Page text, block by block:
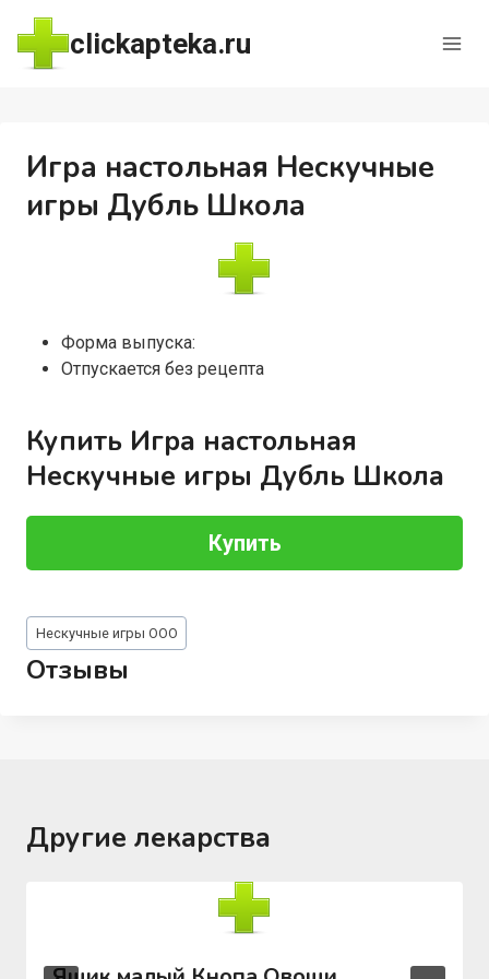
Перейти
содержимому
clickapteka.ru
Игра настольная Нескучные
игры Дубль Школа
Форма выпуска:
Отпускается без рецепта
Купить Игра настольная
Нескучные игры Дубль Школа
Купить
Метки
записи:
Нескучные игры ООО
Отзывы
Другие лекарства